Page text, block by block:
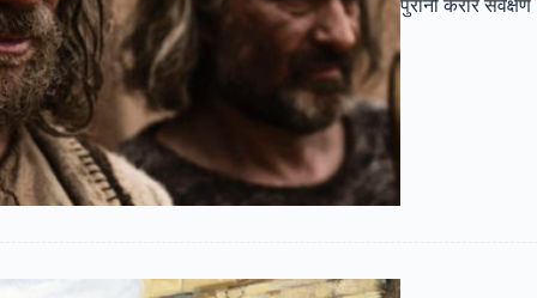
पुरानो करार सर्वेक्षण